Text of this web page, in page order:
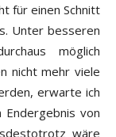
für einen Schnitt
Unter besseren
möglich
nicht mehr viele
erwarte ich
von
wäre